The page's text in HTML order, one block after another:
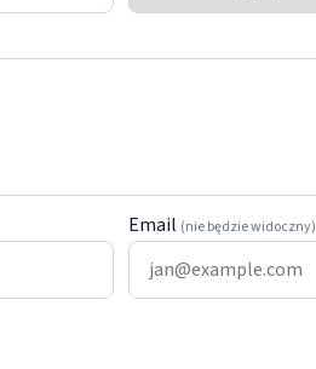
Email (nie będzie widoczny)